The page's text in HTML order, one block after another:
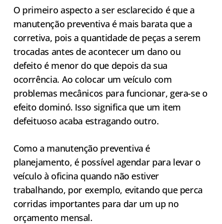
O primeiro aspecto a ser esclarecido é que a
manutenção preventiva é mais barata que a
corretiva, pois a quantidade de peças a serem
trocadas antes de acontecer um dano ou
defeito é menor do que depois da sua
ocorrência. Ao colocar um veículo com
problemas mecânicos para funcionar, gera-se o
efeito dominó. Isso significa que um item
defeituoso acaba estragando outro.
Como a manutenção preventiva é
planejamento, é possível agendar para levar o
veículo à oficina quando não estiver
trabalhando, por exemplo, evitando que perca
corridas importantes para dar um up no
orçamento mensal.